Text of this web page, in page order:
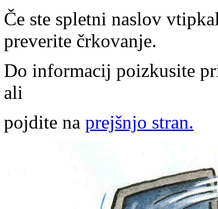
Če ste spletni naslov
preverite črkovanje.
Do informacij poizkusite
ali
pojdite na prejšnjo stran.